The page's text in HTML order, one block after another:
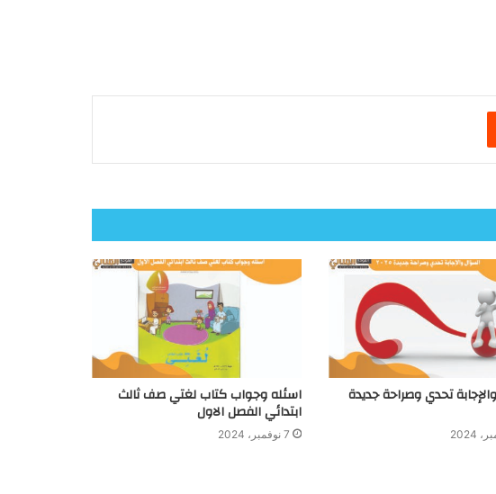
تحدي وصراحة جديدة اسئله وجواب كتاب لغتي صف ثالث
ابتدائي الفصل الاول
7 نوفمبر، 2024